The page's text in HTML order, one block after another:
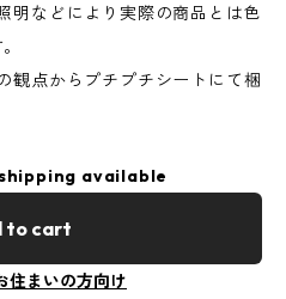
明などにより実際の商品とは色
観点からプチプチシートにて梱
available
to cart
住まいの方向け